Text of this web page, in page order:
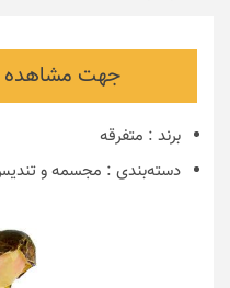
جهت مشاهده
برند : متفرقه
دسته‌بندی : مجسمه و